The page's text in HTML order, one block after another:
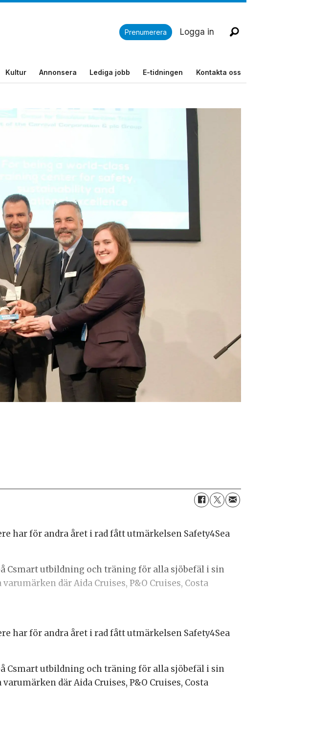
Prenumerera Logga in
Kultur Annonsera Lediga jobb E-tidningen Kontakta oss
har för andra året i rad fått utmärkelsen Safety4Sea
Csmart utbildning och träning för alla sjöbefäl i sin
där Aida Cruises, P&O Cruises, Costa
har för andra året i rad fått utmärkelsen Safety4Sea
Csmart utbildning och träning för alla sjöbefäl i sin
där Aida Cruises, P&O Cruises, Costa